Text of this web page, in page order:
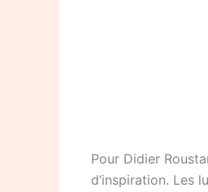
Pour Didier
d’inspiration. Les